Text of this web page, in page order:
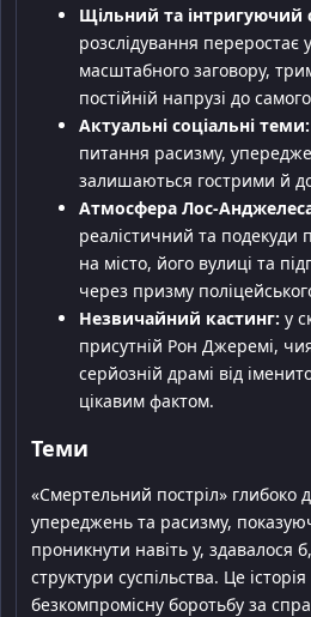
Щільний та інтригуючий
розслідування переростає
масштабного заговору,
постійній напрузі до
Актуальні соціальні теми:
питання расизму,
залишаються гострими й
Атмосфера Лос-
реалістичний та подекуди
на місто, його вулиці та
через призму
Незвичайний кастинг: у
присутній Рон Джеремі,
серйозній драмі від
цікавим фактом.
Теми
«Смертельний постріл» глибоко
упереджень та расизму,
проникнути навіть у, здавалося
структури суспільства. Це
безкомпромісну боротьбу за